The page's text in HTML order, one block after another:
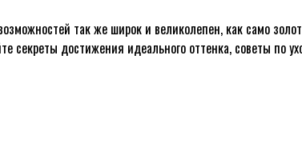
так же широк и великолепен, как само
секреты достижения идеального оттенка, советы